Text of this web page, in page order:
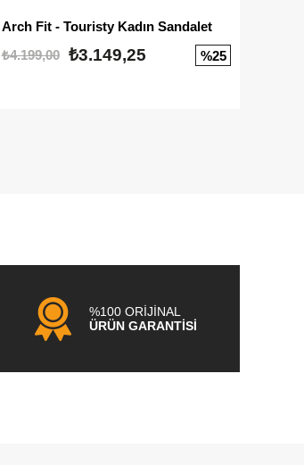
Arch Fit - Touristy Kadın Sandalet
₺4.199,00
₺3.149,25 %25
%100 ORİJİNAL
ÜRÜN GARANTİSİ